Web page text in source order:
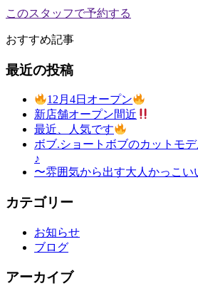
このスタッフで予約する
おすすめ記事
最近の投稿
12月4日オープン
新店舗オープン間近
最近、人気です
ボブ.ショートボブのカットモ
♪
〜雰囲気から出す大人かっこい
カテゴリー
お知らせ
ブログ
アーカイブ